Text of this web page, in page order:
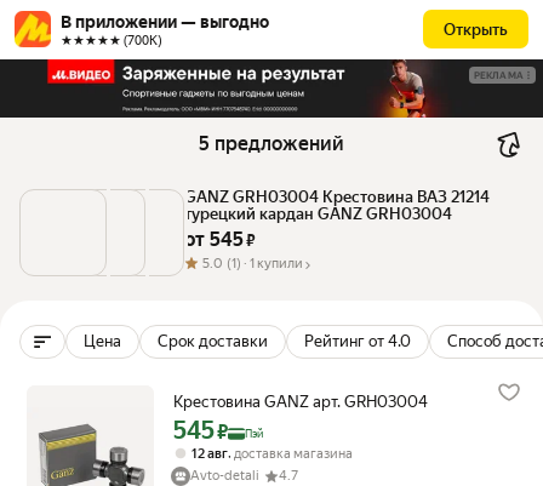
В приложении — выгодно
★★★★★ (700К)
Открыть
РЕКЛАМА
5 предложений
GANZ GRH03004 Крестовина ВАЗ 21214
турецкий кардан GANZ GRH03004
от 545 ₽
5.0 (1) · 1 купили
Цена Срок доставки Рейтинг от 4.0 Способ
Крестовина GANZ арт. GRH03004
Цена с картой Яндекс Пэй 545 ₽ вместо
545₽ Пэй
12 авг, доставка магазина
Avto-detali
4.7